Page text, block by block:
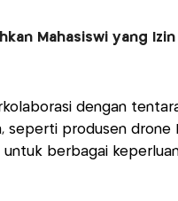
Mahasiswi yang
dengan
seperti produsen drone
berbagai